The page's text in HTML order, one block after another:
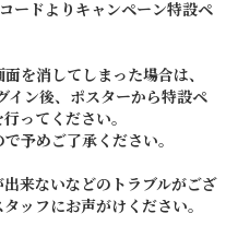
ードよりキャンペーン特設ペ
を消してしまった場合は、
ン後、ポスターから特設ペ
ってください。
予めご了承ください。
来ないなどのトラブルがござ
ッフにお声がけください。